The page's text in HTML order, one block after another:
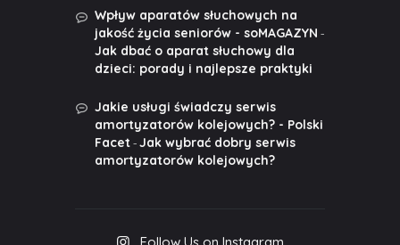
Wpływ aparatów słuchowych na
jakość życia seniorów - soMAGAZYN -
Jak dbać o aparat słuchowy dla
dzieci: porady i najlepsze praktyki
Jakie usługi świadczy serwis
amortyzatorów kolejowych? - Polski
Facet-Jak wybrać dobry serwis
amortyzatorów kolejowych?